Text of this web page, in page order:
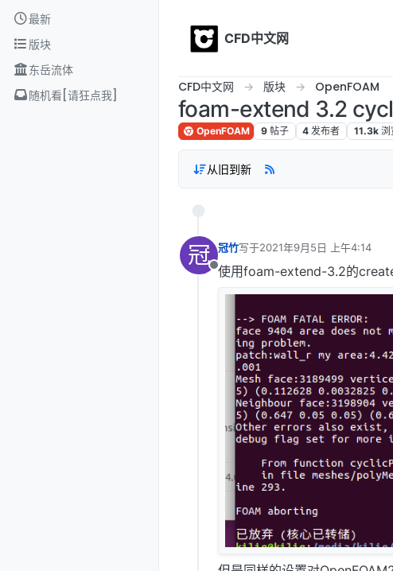
Skip to content
最新
版块
东岳流体
随机看[请狂点我]
CFD中文网
CFD中文网 版块 OpenFOAM
foam-extend 3.2
OpenFOAM 9 帖子 4 发布者 11.3k 浏
从旧到新
冠
离线
冠竹写于2021年9月5日 上午4:14
最后由 编辑
使用foam-extend-3.2的